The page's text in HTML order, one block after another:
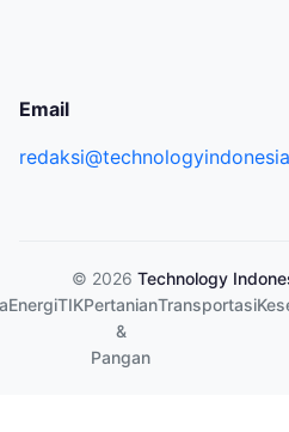
Email
© 2026 Technology
EnergiTIKPertanian
&
Pangan
Transportasi